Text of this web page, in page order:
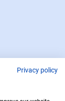
Privacy policy